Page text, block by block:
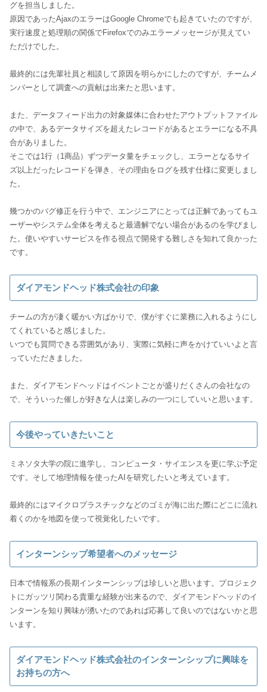
グを担当しました。
原因であったAjaxのエラーはGoogle Chromeでも起きていたのですが、
実行速度と処理順の関係でFirefoxでのみエラーメッセージが見えてい
ただけでした。
最終的には先輩社員と相談して原因を明らかにしたのですが、チームメ
ンバーとして調査への貢献は出来たと思います。
また、データフィード出力の対象媒体に合わせたアウトプットファイル
の中で、あるデータサイズを超えたレコードがあるとエラーになる不具
合がありました。
そこでは1行（1商品）ずつデータ量をチェックし、エラーとなるサイ
ズ以上だったレコードを弾き、その理由をログを残す仕様に変更しまし
た。
幾つかのバグ修正を行う中で、エンジニアにとっては正解であってもユ
ーザーやシステム全体を考えると最適解でない場合があるのを学びまし
た。使いやすいサービスを作る視点で開発する難しさを知れて良かった
です。
ダイアモンドヘッド株式会社の印象
チームの方が凄く暖かい方ばかりで、僕がすぐに業務に入れるようにし
てくれていると感じました。
いつでも質問できる雰囲気があり、実際に気軽に声をかけていいよと言
っていただきました。
また、ダイアモンドヘッドはイベントごとが盛りだくさんの会社なの
で、そういった催しが好きな人は楽しみの一つにしていいと思います。
今後やっていきたいこと
ミネソタ大学の院に進学し、コンピュータ・サイエンスを更に学ぶ予定
です。そして地理情報を使ったAIを研究したいと考えています。
最終的にはマイクロプラスチックなどのゴミが海に出た際にどこに流れ
着くのかを地図を使って視覚化したいです。
インターンシップ希望者へのメッセージ
日本で情報系の長期インターンシップは珍しいと思います。プロジェク
トにガッツリ関わる貴重な経験が出来るので、ダイアモンドヘッドのイ
ンターンを知り興味が湧いたのであれば応募して良いのではないかと思
います。
ダイアモンドヘッド株式会社のインターンシップに興味を
お持ちの方へ